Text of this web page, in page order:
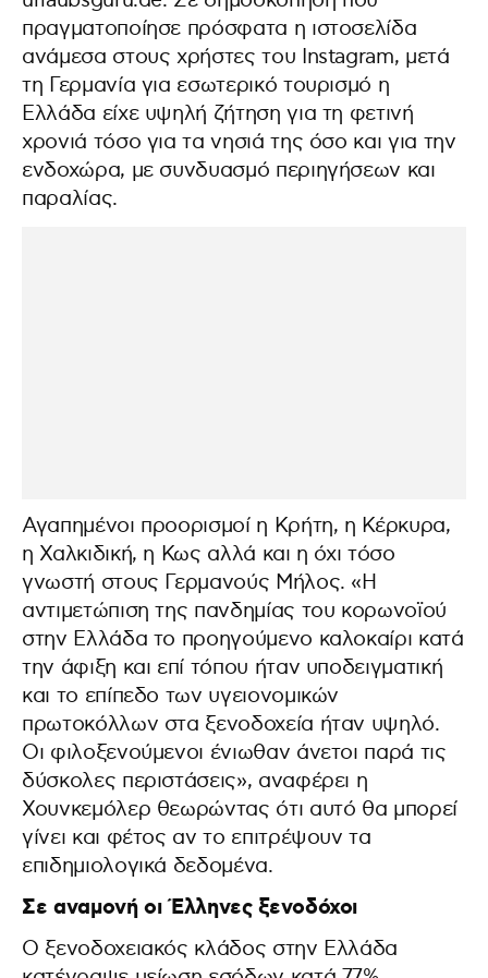
πραγματοποίησε πρόσφατα η ιστοσελίδα
ανάμεσα στους χρήστες του Instagram, μετά
τη Γερμανία για εσωτερικό τουρισμό η
Ελλάδα είχε υψηλή ζήτηση για τη φετινή
χρονιά τόσο για τα νησιά της όσο και για την
ενδοχώρα, με συνδυασμό περιηγήσεων και
παραλίας.
Αγαπημένοι προορισμοί η Κρήτη, η Κέρκυρα,
η Χαλκιδική, η Κως αλλά και η όχι τόσο
γνωστή στους Γερμανούς Μήλος. «Η
αντιμετώπιση της πανδημίας του κορωνοϊού
στην Ελλάδα το προηγούμενο καλοκαίρι κατά
την άφιξη και επί τόπου ήταν υποδειγματική
και το επίπεδο των υγειονομικών
πρωτοκόλλων στα ξενοδοχεία ήταν υψηλό.
Οι φιλοξενούμενοι ένιωθαν άνετοι παρά τις
δύσκολες περιστάσεις», αναφέρει η
Χουνκεμόλερ θεωρώντας ότι αυτό θα μπορεί
γίνει και φέτος αν το επιτρέψουν τα
επιδημιολογικά δεδομένα.
Σε αναμονή οι Έλληνες ξενοδόχοι
Ο ξενοδοχειακός κλάδος στην Ελλάδα